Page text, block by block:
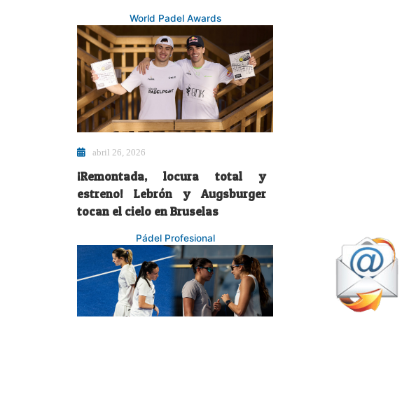
World Padel Awards
abril 26, 2026
¡Remontada, locura total y
estreno! Lebrón y Augsburger
tocan el cielo en Bruselas
Pádel Profesional